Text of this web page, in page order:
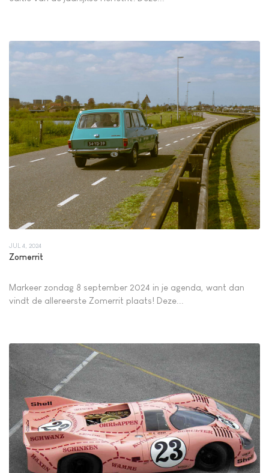
JUL 4, 2024
Zomerrit
Markeer zondag 8 september 2024 in je agenda, want dan
vindt de allereerste Zomerrit plaats! Deze...